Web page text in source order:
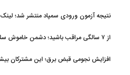
نتیجه آزمون ورودی سمپاد منتشر شد؛ لینک
از ۷ سالگی مراقب باشید؛ دشمن خاموش سلامت کودکان شناسایی شد
افزایش نجومی قبض برق؛ این مشترکان